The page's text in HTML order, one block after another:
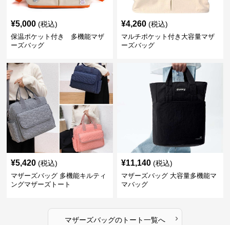
¥5,000 (税込)
保温ポケット付き 多機能マザ
ーズバッグ
¥4,260 (税込)
マルチポケット付き大容量マザ
ーズバッグ
¥5,420 (税込)
マザーズバッグ 多機能キルティ
ングマザーズトート
¥11,140 (税込)
マザーズバッグ 大容量多機能マ
マバッグ
マザーズバッグのトート一覧へ ›